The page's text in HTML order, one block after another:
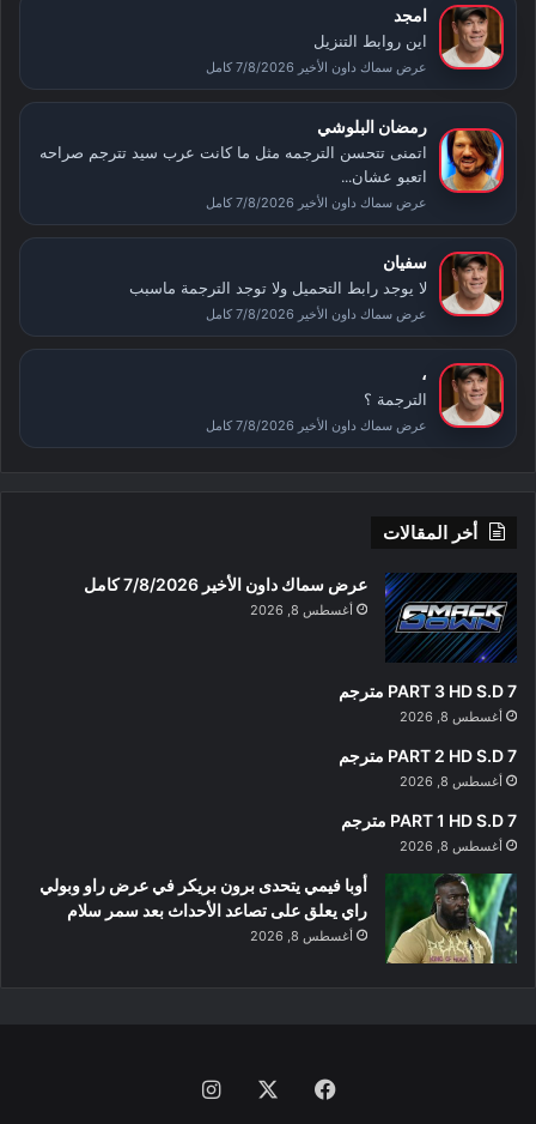
امجد
اين روابط التنزيل
عرض سماك داون الأخير 7/8/2026 كامل
رمضان البلوشي
اتمنى تتحسن الترجمه مثل ما كانت عرب سيد تترجم صراحه
اتعبو عشان...
عرض سماك داون الأخير 7/8/2026 كامل
سفيان
لا يوجد رابط التحميل ولا توجد الترجمة ماسبب
عرض سماك داون الأخير 7/8/2026 كامل
،
الترجمة ؟
عرض سماك داون الأخير 7/8/2026 كامل
أخر المقالات
عرض سماك داون الأخير 7/8/2026 كامل
أغسطس 8, 2026
PART 3 HD S.D 7 مترجم
أغسطس 8, 2026
PART 2 HD S.D 7 مترجم
أغسطس 8, 2026
PART 1 HD S.D 7 مترجم
أغسطس 8, 2026
أوبا فيمي يتحدى برون بريكر في عرض راو وبولي
راي يعلق على تصاعد الأحداث بعد سمر سلام
أغسطس 8, 2026
فيسبوك